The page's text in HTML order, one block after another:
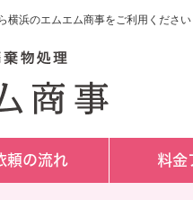
横浜のエムエム商事をご利用ください
頼の流れ 料金